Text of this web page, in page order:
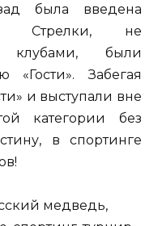
была введена
Стрелки, не
клубами, были
Забегая
и выступали вне
категории без
в спортинге